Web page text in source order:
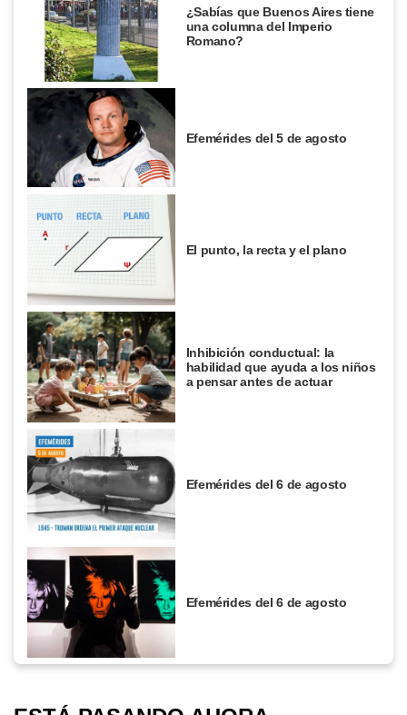
¿Sabías que Buenos Aires tiene
una columna del Imperio
Romano?
Efemérides del 5 de agosto
El punto, la recta y el plano
Inhibición conductual: la
habilidad que ayuda a los niños
a pensar antes de actuar
Efemérides del 6 de agosto
Efemérides del 6 de agosto